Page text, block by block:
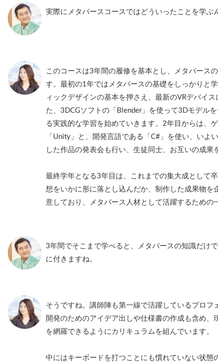
実際にメタバースコースではどういったことを学ぶ
このコースは3年間の履修を基本とし、メタバース
す。最初の1年ではメタバースの基礎をしっかりと
ィックデザインの基本を押さえ、最新のVRデバイ
た、3DCGソフトの「Blender」を使って3Dモデル
る実践的な学習を始めていきます。2年目からは、
「Unity」と、開発言語である「C#」を使い、いよ
した作品の発表会も行い、生徒同士、お互いの成果
最終学年となる3年目は、これまでの集大成として
想をいかに形に落とし込んだか、制作した成果物を
意しており、メタバース人材として活躍するための
3年間でそこまで学べると、メタバースの知識だけ
に付きますね。
そうですね。講師陣も第一線で活躍しているプロフ
開発のためのアイデア出しや仕様書の作成も含め、
を網羅できるようにカリキュラムを組んでいます。
中にはキーボードを打つことにも慣れていない状態